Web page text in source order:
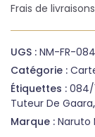
Frais de
UGS : NM-FR-
Catégorie :
Étiquettes : 084/
Tuteur De Gaara,
Marque : Naruto